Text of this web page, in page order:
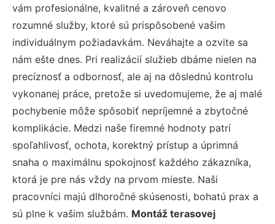
vám profesionálne, kvalitné a zároveň cenovo
rozumné služby, ktoré sú prispôsobené vašim
individuálnym požiadavkám. Neváhajte a ozvite sa
nám ešte dnes. Pri realizácií služieb dbáme nielen na
precíznosť a odbornosť, ale aj na dôslednú kontrolu
vykonanej práce, pretože si uvedomujeme, že aj malé
pochybenie môže spôsobiť nepríjemné a zbytočné
komplikácie. Medzi naše firemné hodnoty patrí
spoľahlivosť, ochota, korektný prístup a úprimná
snaha o maximálnu spokojnosť každého zákazníka,
ktorá je pre nás vždy na prvom mieste. Naši
pracovníci majú dlhoročné skúsenosti, bohatú prax a
sú plne k vašim službám. Montáž terasovej